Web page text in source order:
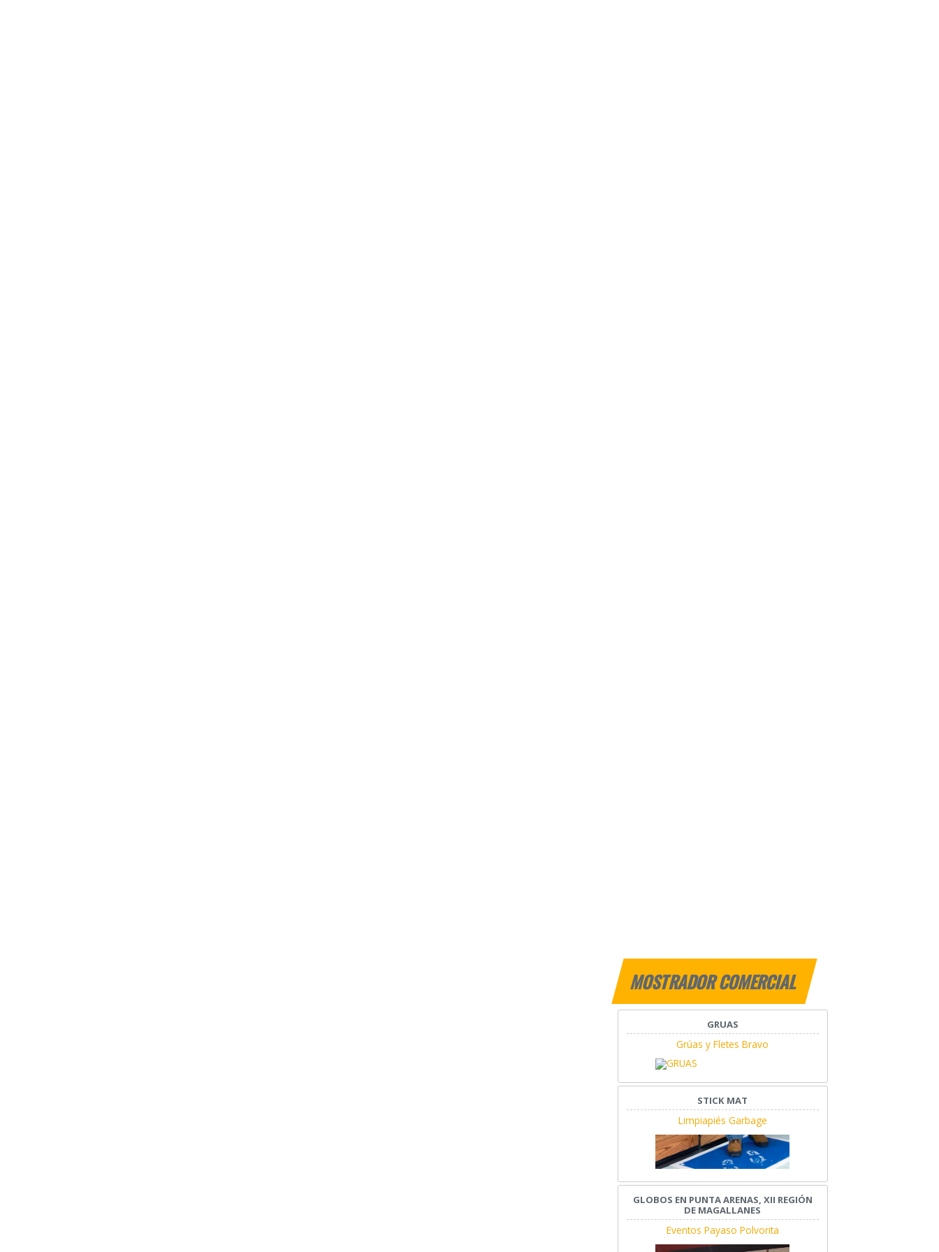
MOSTRADOR COMERCIAL
GRUAS
Grúas y Fletes Bravo
STICK MAT
Limpiapiés Garbage
GLOBOS EN PUNTA ARENAS, XII REGIÓN
DE MAGALLANES
Eventos Payaso Polvorita